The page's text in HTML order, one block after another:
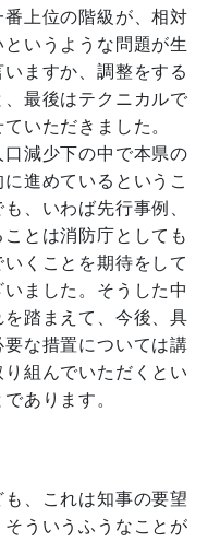
上位の階級が、相対
いうような問題が生
ますか、調整をする
最後はテクニカルで
いただきました。
減少下の中で本県の
進めているというこ
、いわば先行事例、
とは消防庁としても
くことを期待をして
ました。そうした中
踏まえて、今後、具
な措置については講
組んでいただくとい
あります。
、これは知事の要望
ういうふうなことが